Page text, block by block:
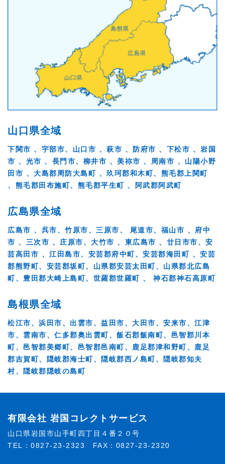
山口県全域
下関市 、宇部市、山口市 、萩市 、防府市 、下松市 、岩国
市 、光市 、長門市、柳井市 、美祢市 、周南市 、山陽小野
田市 、大島郡周防大島町 、玖珂郡和木町、熊毛郡上関町
、熊毛郡田布施町、熊毛郡平生町 、阿武郡阿武町
広島県全域
広島市 、呉市、竹原市、三原市、 尾道市、福山市 、府中
市 、三次市 、庄原市、大竹市 、東広島市 、廿日市市、安
芸高田市 、江田島市、安芸郡府中町、安芸郡海田町 、安芸
郡熊野町、安芸郡坂町、山県郡安芸太田町、山県郡北広島
町、豊田郡大崎上島町、世羅郡世羅町 、 神石郡神石高原町
島根県全域
松江市、浜田市、出雲市、益田市、大田市、安来市、江津
市、雲南市、仁多郡奥出雲町、飯石郡飯南町、邑智郡川本
町、邑智郡美郷町、邑智郡邑南町、鹿足郡津和野町、鹿足
郡吉賀町、隠岐郡海士町、隠岐郡西ノ島町、隠岐郡知夫
村、隠岐郡隠岐の島町
有限会社 岩国コレクトサービス
山口県岩国市山手町四丁目４番２０号
TEL： 0827-23-2323 FAX：0827-23-2320